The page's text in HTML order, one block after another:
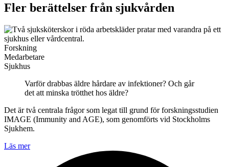
Fler berättelser från sjukvården
Forskning
Medarbetare
Sjukhus
Varför drabbas äldre hårdare av infektioner? Och går
det att minska trötthet hos äldre?
Det är två centrala frågor som legat till grund för forskningsstudien
IMAGE (Immunity and AGE), som genomförts vid Stockholms
Sjukhem.
Läs mer